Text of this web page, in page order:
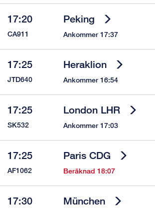
17:20 Peking
CA911 Ankommer 17:37
17:25 Heraklion
JTD640 Ankommer 16:54
17:25 London LHR
SK532 Ankommer 17:03
17:25 Paris CDG
AF1062 Beräknad 18:07
17:30 München